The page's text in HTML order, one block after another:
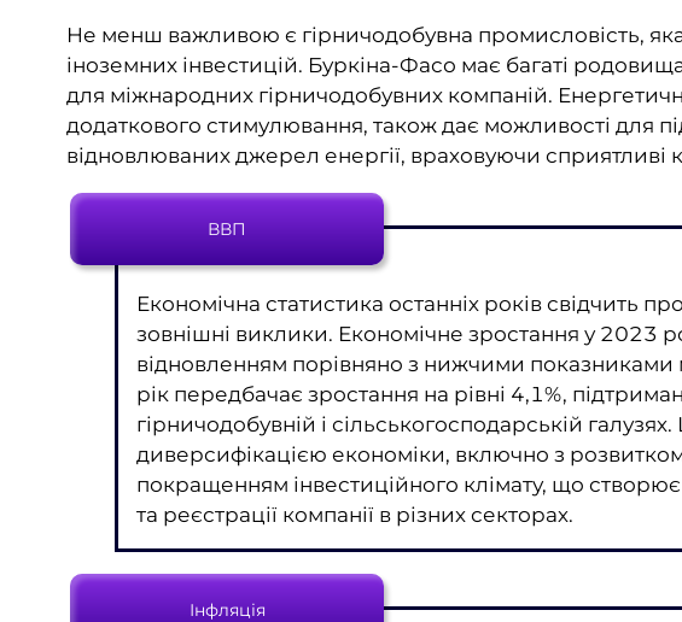
Не менш важливою є гірничодобувна промисловість,
іноземних інвестицій. Буркіна-Фасо має багаті
для міжнародних гірничодобувних компаній.
додаткового стимулювання, також дає можливості для
відновлюваних джерел енергії, враховуючи сприятливі
ВВП
Економічна статистика останніх років свідчить
зовнішні виклики. Економічне зростання у 2023
відновленням порівняно з нижчими
рік передбачає зростання на рівні 4,1%,
гірничодобувній і сільськогосподарській
диверсифікацією економіки, включно з розвитком
покращенням інвестиційного клімату, що
та реєстрації компанії в різних секторах.
Інфляція